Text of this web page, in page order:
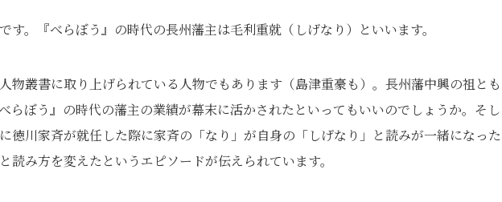
す。『べらぼう』の時代の長州藩主は毛利重就（しげなり）といいます。
物叢書に取り上げられている人物でもあります（島津重豪も）。長州藩中興の祖とも
らぼう』の時代の藩主の業績が幕末に活かされたといってもいいのでしょうか。そし
徳川家斉が就任した際に家斉の「なり」が自身の「しげなり」と読みが一緒になった
読み方を変えたというエピソードが伝えられています。